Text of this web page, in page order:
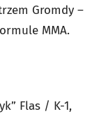
Gromdy –
MMA.
Flas / K-1,